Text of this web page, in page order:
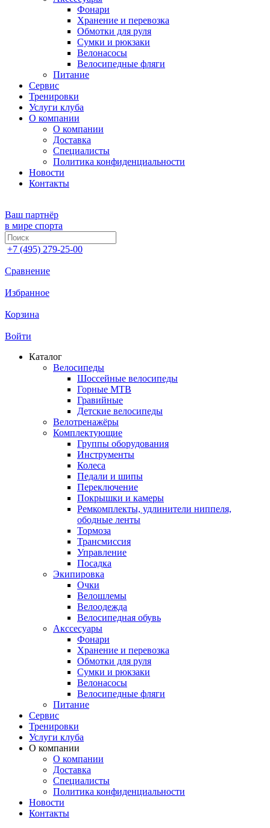
Фонари
Хранение и перевозка
Обмотки для руля
Сумки и рюкзаки
Велонасосы
Велосипедные фляги
Питание
Сервис
Тренировки
Услуги клуба
О компании
О компании
Доставка
Специалисты
Политика конфиденциальности
Новости
Контакты
Ваш партнёр
в мире спорта
+7 (495) 279-25-00
Сравнение
Избранное
Корзина
Войти
Каталог
Велосипеды
Шоссейные велосипеды
Горные МTB
Гравийные
Детские велосипеды
Велотренажёры
Комплектующие
Группы оборудования
Инструменты
Колеса
Педали и шипы
Переключение
Покрышки и камеры
Ремкомплекты, удлинители ниппеля,
ободные ленты
Тормоза
Трансмиссия
Управление
Посадка
Экипировка
Очки
Велошлемы
Велоодежда
Велосипедная обувь
Акссесуары
Фонари
Хранение и перевозка
Обмотки для руля
Сумки и рюкзаки
Велонасосы
Велосипедные фляги
Питание
Сервис
Тренировки
Услуги клуба
О компании
О компании
Доставка
Специалисты
Политика конфиденциальности
Новости
Контакты